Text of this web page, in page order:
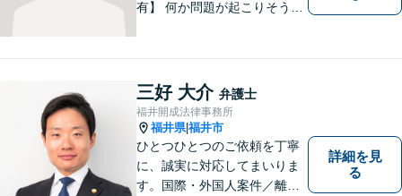
有】 何か問題が起こりそうと
問に思ったときには、迷わず
すぐにご相談ください。一緒
に解決の方法を考えましょ
う。
三好 大介 弁護士
福井開成法律事務所
福井県|福井市
ひとつひとつのご依頼を丁寧
に、誠実に対応してまいりま
す。国際・外国人案件／離
詳細を見
る